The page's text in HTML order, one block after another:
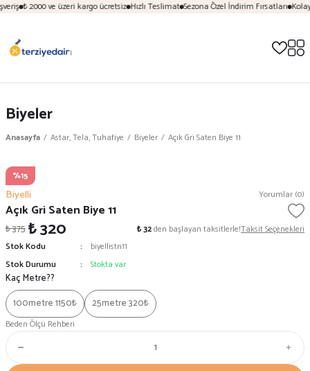
₺ 2000 ve üzeri kargo ücretsiz Hızlı Teslimat Sezona Özel İndirim Fırsatları
Biyeler
Anasayfa Astar, Tela, Tuhafiye Biyeler Açık Gri Saten Biye 11
%15
Biyelli Yorumlar (0)
Açık Gri Saten Biye 11
₺ 375₺ 320 ₺ 32den başlayan taksitlerle!Taksit Seçenekleri
Stok Kodu
biyellistn11
Stok Durumu
Stokta var
Kaç Metre??
100metre 1150₺
25metre 320₺
Beden Ölçü Rehberi